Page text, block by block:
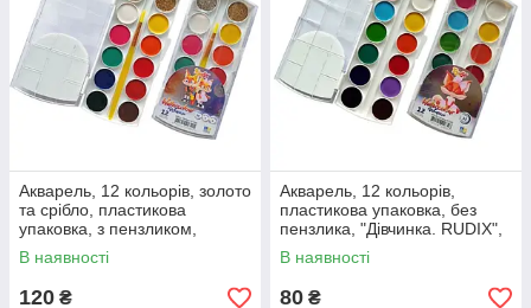
Акварель, 12 кольорів, золото
та срібло, пластикова
упаковка, з пензликом,
"RUDIX", ГАММА'UA
В наявності
120 ₴
Акварель, 12 кольорів,
пластикова упаковка, без
пензлика, "Дівчинка. RUDIX",
ГАММА'UA
В наявності
80 ₴